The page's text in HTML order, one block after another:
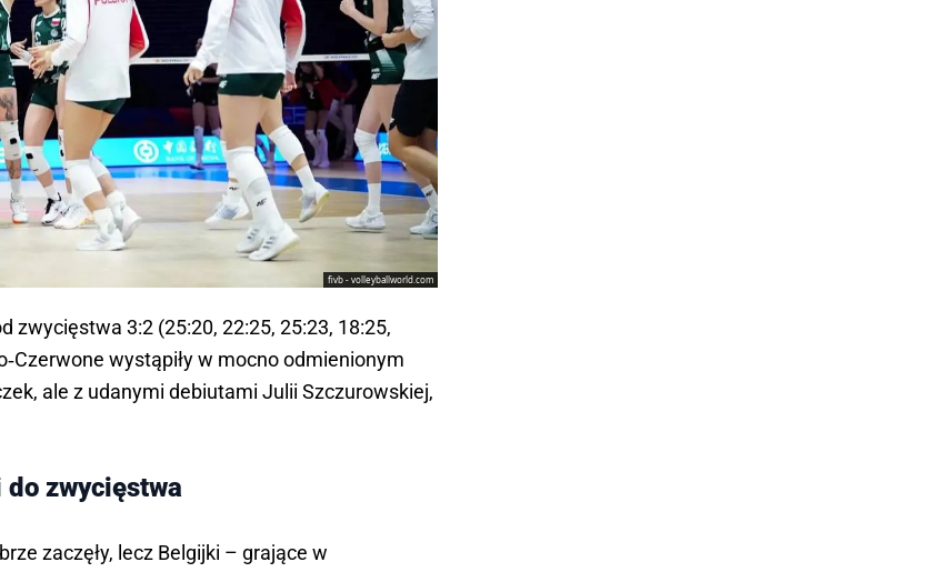
fivb - volleyballworld.com
zwycięstwa 3:2 (25:20, 22:25, 25:23, 18:25,
wystąpiły w mocno odmienionym
ale z udanymi debiutami Julii Szczurowskiej,
zwycięstwa
zaczęły, lecz Belgijki – grające w